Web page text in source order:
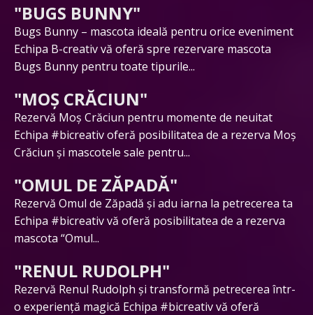
"BUGS BUNNY"
Bugs Bunny – mascota ideală pentru orice eveniment
Echipa B-creativ vă oferă spre rezervare mascota
Bugs Bunny pentru toate tipurile...
"MOȘ CRĂCIUN"
Rezervă Moș Crăciun pentru momente de neuitat
Echipa #bicreativ oferă posibilitatea de a rezerva Moș
Crăciun și mascotele sale pentru...
"OMUL DE ZĂPADĂ"
Rezervă Omul de Zăpadă și adu iarna la petrecerea ta
Echipa #bicreativ vă oferă posibilitatea de a rezerva
mascota “Omul...
"RENUL RUDOLPH"
Rezervă Renul Rudolph și transformă petrecerea într-
o experiență magică Echipa #bicreativ vă oferă